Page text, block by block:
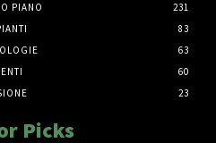
PIANO
231
83
63
60
23
Picks